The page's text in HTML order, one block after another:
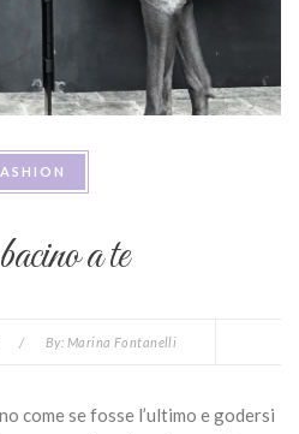
a te
/ By: Marina Fontanelli
come se fosse l’ultimo e godersi